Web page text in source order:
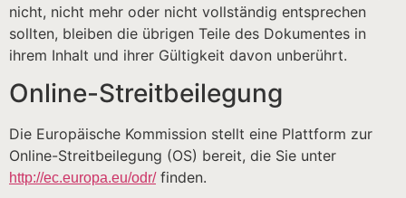
nicht, nicht mehr oder nicht vollständig entsprechen
sollten, bleiben die übrigen Teile des Dokumentes in
ihrem Inhalt und ihrer Gültigkeit davon unberührt.
Online-Streitbeilegung
Die Europäische Kommission stellt eine Plattform zur
Online-Streitbeilegung (OS) bereit, die Sie unter
http://ec.europa.eu/odr/finden.